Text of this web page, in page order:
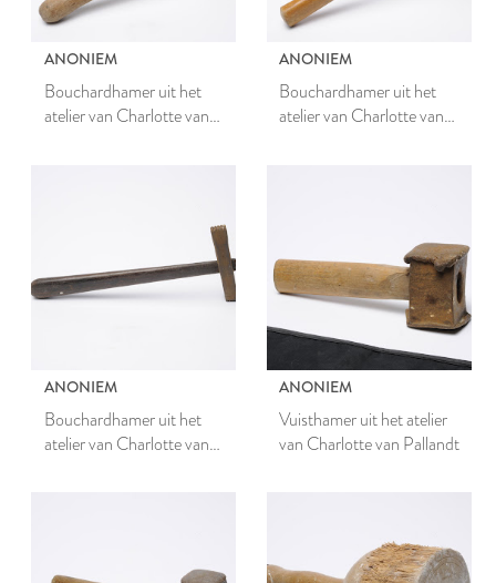
ANONIEM
Bouchardhamer uit het
atelier van Charlotte van
ANONIEM
Bouchardhamer uit het
atelier van Charlotte van
ANONIEM
Bouchardhamer uit het
atelier van Charlotte van
ANONIEM
Vuisthamer uit het atelier
van Charlotte van Pallandt